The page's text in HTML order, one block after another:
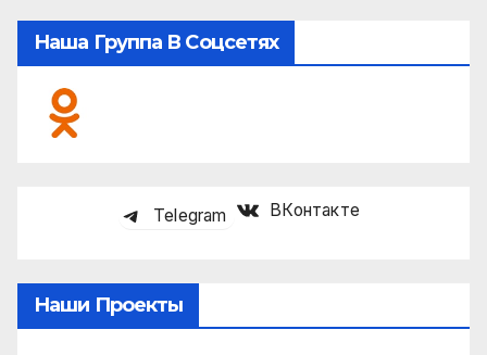
Наша Группа В Соцсетях
Telegram ВКонтакте
Наши Проекты